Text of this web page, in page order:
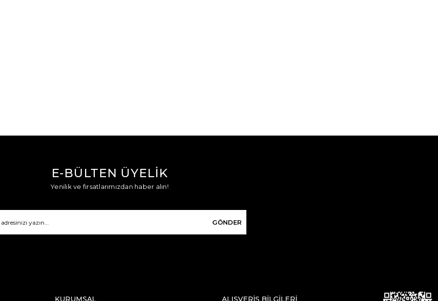
E-BÜLTEN ÜYELİK
Yenilik ve fırsatlarımızdan haber alın!
GÖNDER
KURUMSAL ALIŞVERİŞ BİLGİLERİ